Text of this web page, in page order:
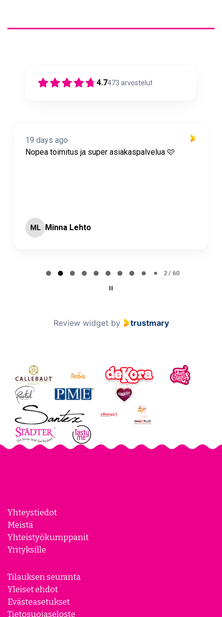
4.7473 arvostelut
19 days ago
Nopea toimitus ja super asiakaspalvelua 🩷
ML Minna Lehto
2 / 60
Review widget by trustmary
Yhteystiedot
Meistä
Yhteistyökumppanit
Yrityksille
Tilauksen seuranta
Yleiset ehdot
Evästeasetukset
Tietosuojaseloste